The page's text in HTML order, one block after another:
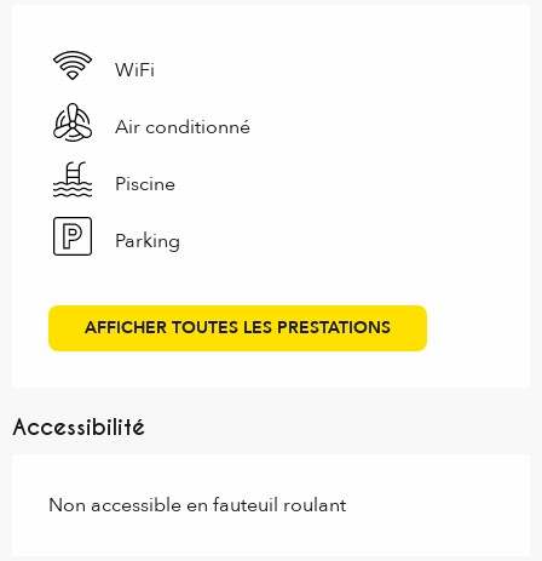
WiFi
Air conditionné
Piscine
Parking
AFFICHER TOUTES LES PRESTATIONS
Accessibilité
Non accessible en fauteuil roulant